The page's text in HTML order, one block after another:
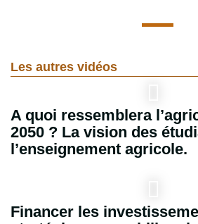
Les autres vidéos
A quoi ressemblera
2050 ? La vision des
l’enseignement agricole.
Financer les